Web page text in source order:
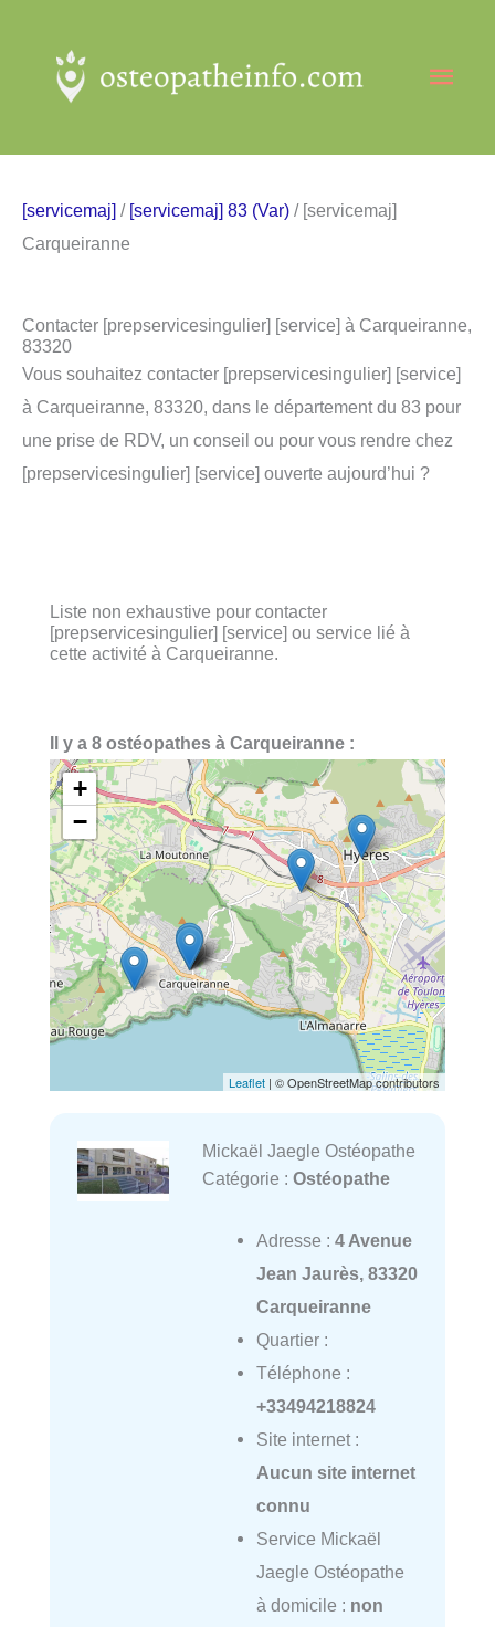
contenu
[servicemaj] / [servicemaj] 83 (Var) / [servicemaj]
Carqueiranne
Contacter [prepservicesingulier] [service] à Carqueiranne,
83320
Vous souhaitez contacter [prepservicesingulier] [service]
à Carqueiranne, 83320, dans le département du 83 pour
une prise de RDV, un conseil ou pour vous rendre chez
[prepservicesingulier] [service] ouverte aujourd’hui ?
Liste non exhaustive pour contacter
[prepservicesingulier] [service] ou service lié à
cette activité à Carqueiranne.
Il y a 8 ostéopathes à Carqueiranne :
+
−
Leaflet | © OpenStreetMap contributors
Mickaël Jaegle Ostéopathe
Catégorie : Ostéopathe
Adresse : 4 Avenue
Jean Jaurès, 83320
Carqueiranne
Quartier :
Téléphone :
+33494218824
Site internet :
Aucun site internet
connu
Service Mickaël
Jaegle Ostéopathe
à domicile : non